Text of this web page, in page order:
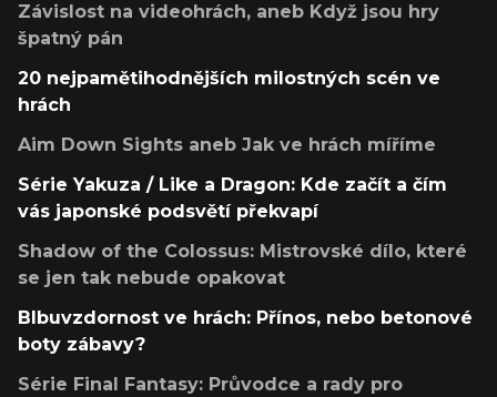
Závislost na videohrách, aneb Když jsou hry
špatný pán
20 nejpamětihodnějších milostných scén ve
hrách
Aim Down Sights aneb Jak ve hrách míříme
Série Yakuza / Like a Dragon: Kde začít a čím
vás japonské podsvětí překvapí
Shadow of the Colossus: Mistrovské dílo, které
se jen tak nebude opakovat
Blbuvzdornost ve hrách: Přínos, nebo betonové
boty zábavy?
Série Final Fantasy: Průvodce a rady pro